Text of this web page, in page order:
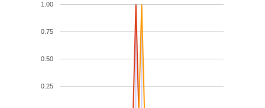
0.25
0.50
0.75
1.00